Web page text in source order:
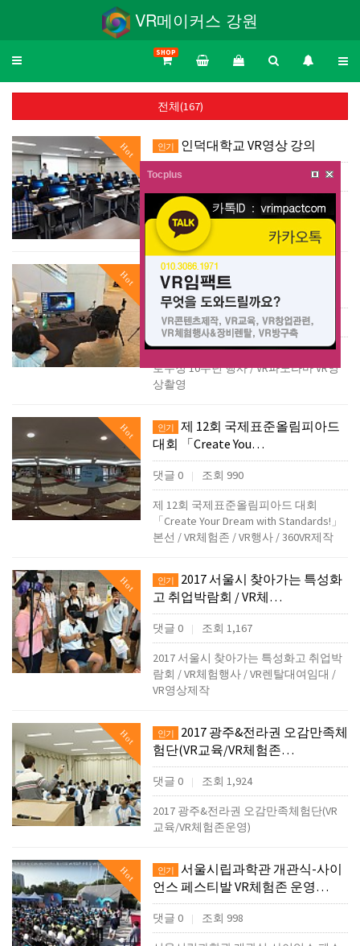
VR메이커스 강원
Toggle
SHOP
전체(167)
Hot 인기 인덕대학교 VR영상 강의
댓글 0
인덕대학교 VR영상 강의
Hot 인기 인천하얏트호텔 VR체험존 종
근당 리피로우정 10주년 행…
댓글 0 | 조회 1,069
인천하얏트호텔 VR체험존 종근당 리피
로우정 10주년 행사 / VR파노라마 VR영
상촬영
Hot 인기
제 12회 국제표준올림피아드
대회 「Create You…
댓글 0 조회 990
제 12회 국제표준올림피아드 대회
「Create Your Dream with Standards!」
본선 / VR체험존 / VR행사 / 360VR제작
Hot 인기
2017 서울시 찾아가는 특성화
고 취업박람회 / VR체…
댓글 0 조회 1,167
2017 서울시 찾아가는 특성화고 취업박
람회 / VR체험행사 / VR렌탈대여임대 /
VR영상제작
Hot 인기
2017 광주&전라권 오감만족체
험단(VR교육/VR체험존…
댓글 0 조회 1,924
2017 광주&전라권 오감만족체험단(VR
교육/VR체험존운영)
Hot 인기
서울시립과학관 개관식-사이
언스 페스티발 VR체험존 운영…
댓글 0 조회 998
Tocplus